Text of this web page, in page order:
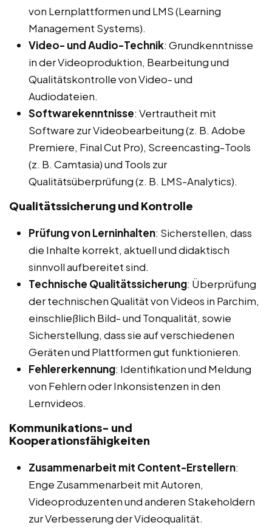
von Lernplattformen und LMS (Learning
Management Systems).
Video- und Audio-Technik: Grundkenntnisse
in der Videoproduktion, Bearbeitung und
Qualitätskontrolle von Video- und
Audiodateien.
Softwarekenntnisse: Vertrautheit mit
Software zur Videobearbeitung (z. B. Adobe
Premiere, Final Cut Pro), Screencasting-Tools
(z. B. Camtasia) und Tools zur
Qualitätsüberprüfung (z. B. LMS-Analytics).
Qualitätssicherung und Kontrolle
Prüfung von Lerninhalten: Sicherstellen, dass
die Inhalte korrekt, aktuell und didaktisch
sinnvoll aufbereitet sind.
Technische Qualitätssicherung: Überprüfung
der technischen Qualität von Videos in Parchim,
einschließlich Bild- und Tonqualität, sowie
Sicherstellung, dass sie auf verschiedenen
Geräten und Plattformen gut funktionieren.
Fehlererkennung: Identifikation und Meldung
von Fehlern oder Inkonsistenzen in den
Lernvideos.
Kommunikations- und
Kooperationsfähigkeiten
Zusammenarbeit mit Content-Erstellern:
Enge Zusammenarbeit mit Autoren,
Videoproduzenten und anderen Stakeholdern
zur Verbesserung der Videoqualität.